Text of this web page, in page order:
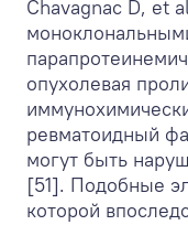
Chavagnac D, et
опухолевая
ревматоидный
могут быть
[51]. Подобные
которой